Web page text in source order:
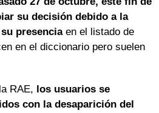
su decisión debido a la
presencia en el listado de
en el diccionario pero suelen
RAE, los usuarios se
con la desaparición del